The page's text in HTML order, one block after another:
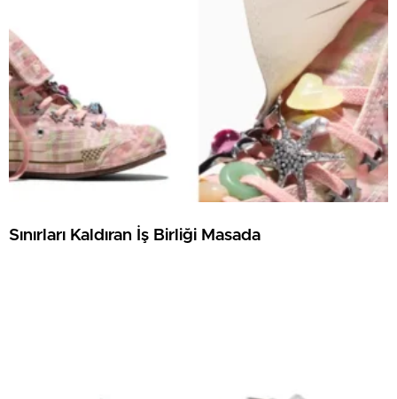
Sınırları Kaldıran İş Birliği Masada